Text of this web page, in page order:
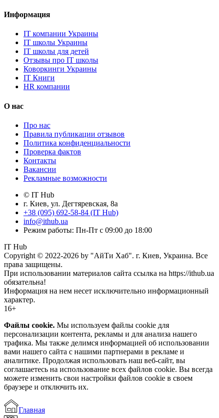
Информация
IT компании Украины
IT школы Украины
IT школы для детей
Отзывы про IT школы
Коворкинги Украины
IT Книги
HR компании
О нас
Про нас
Правила публикации отзывов
Политика конфиденциальности
Проверка фактов
Контакты
Вакансии
Рекламные возможности
© IT Hub
г. Киев, ул. Дегтяревская, 8а
+38 (095) 692-58-84 (IT Hub)
info@ithub.ua
Режим работы: Пн-Пт с 09:00 до 18:00
IT Hub
Copyright © 2022-2026 by "АйТи Хаб". г. Киев, Украина. Все
права защищены.
При использовании материалов сайта ссылка на https://ithub.ua
обязательна!
Информация на нем несет исключительно информационный
характер.
16+
Файлы cookie. Мы используем файлы cookie для
персонализации контента, рекламы и для анализа нашего
трафика. Мы также делимся информацией об использовании
вами нашего сайта с нашими партнерами в рекламе и
аналитике. Продолжая использовать наш веб-сайт, вы
соглашаетесь на использование всех файлов cookie. Вы всегда
можете изменить свои настройки файлов cookie в своем
браузере и отключить их.
Главная